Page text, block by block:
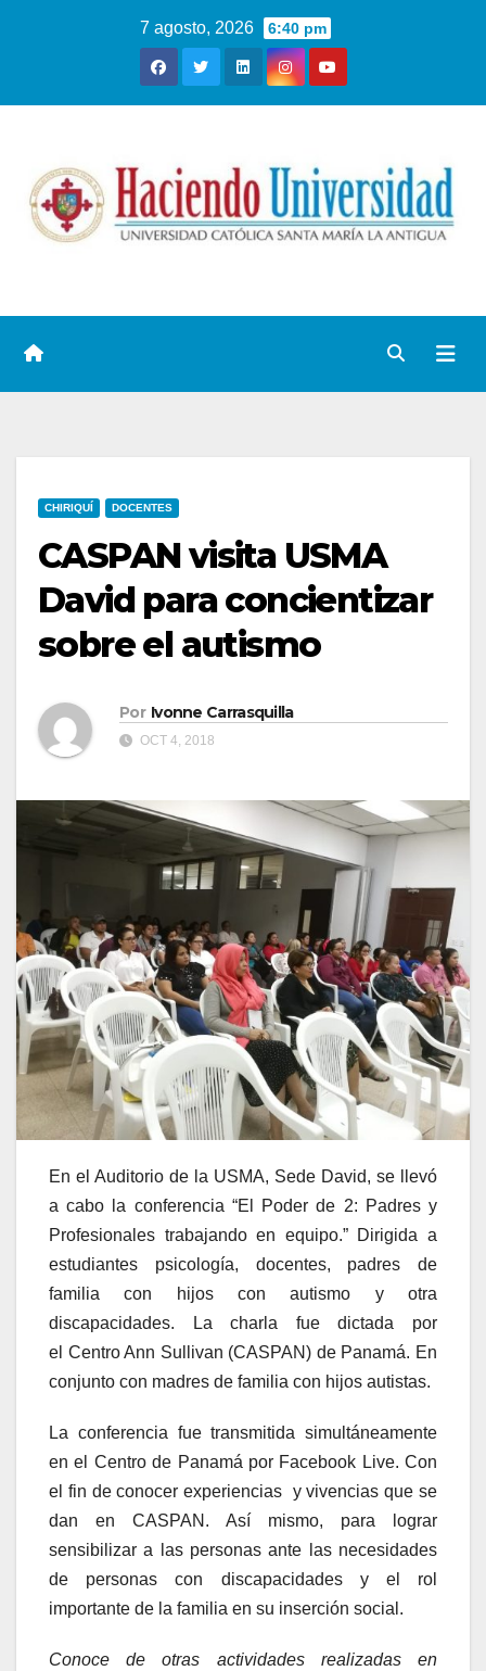
7 agosto, 2026 6:40 pm
CHIRIQUÍ DOCENTES
CASPAN visita USMA
David para concientizar
sobre el autismo
Por Ivonne Carrasquilla
OCT 4, 2018
En el Auditorio de la USMA, Sede David, se llevó
a cabo la conferencia “El Poder de 2: Padres y
Profesionales trabajando en equipo.” Dirigida a
estudiantes psicología, docentes, padres de
familia con hijos con autismo y otra
discapacidades. La charla fue dictada por
el Centro Ann Sullivan (CASPAN) de Panamá. En
conjunto con madres de familia con hijos autistas.
La conferencia fue transmitida simultáneamente
en el Centro de Panamá por Facebook Live. Con
el fin de conocer experiencias y vivencias que se
dan en CASPAN. Así mismo, para lograr
sensibilizar a las personas ante las necesidades
de personas con discapacidades y el rol
importante de la familia en su inserción social.
Conoce de otras actividades realizadas en